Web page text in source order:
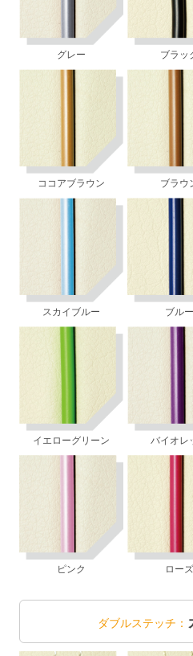
グレー ブラッ
ココアブラウン ブラウ
スカイブルー ブルー
イエローグリーン バイオレ
ピンク ローズ
ダブルステッチ：